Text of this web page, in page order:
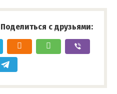
с друзьями: